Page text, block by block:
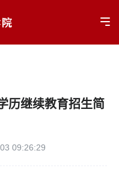
历继续教育招生简
09:26:29